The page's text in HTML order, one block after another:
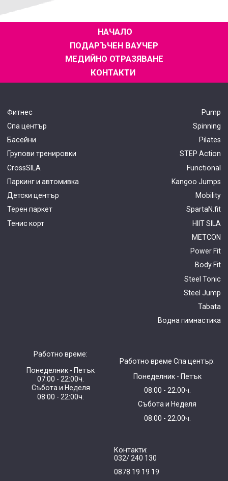
НАЧАЛО
ПОДАРЪЧЕН ВАУЧЕР
МЕДИЙНО ОТРАЗЯВАНЕ
КОНТАКТИ
Фитнес
Спа център
Басейни
Групови тренировки
CrossSILA
Паркинг и автомивка
Детски център
Терен паркет
Тенис корт
Работно време:
Понеделник - Петък
07:00 - 22:00ч.
Събота и Неделя
08:00 - 22:00ч.
Работно време Спа център:
Понеделник - Петък
08:00 - 22:00ч.
Събота и Неделя
08:00 - 22:00ч.
Контакти:
032/ 240 130
0878 19 19 19
Pump
Spinning
Pilates
STEP Action
Functional
Kangoo Jumps
Mobility
SpartaN.fit
HIIT SILA
METCON
Power Fit
Body Fit
Steel Tonic
Steel Jump
Tabata
Водна гимнастика